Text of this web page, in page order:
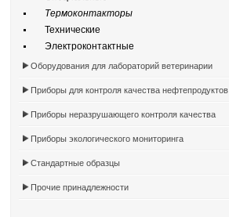
Термоконтакторы
Технические
Электроконтактные
Оборудования для лабораторий ветеринарии
Приборы для контроля качества нефтепродуктов
Приборы неразрушающего контроля качества
Приборы экологического мониторинга
Стандартные образцы
Прочие принадлежности